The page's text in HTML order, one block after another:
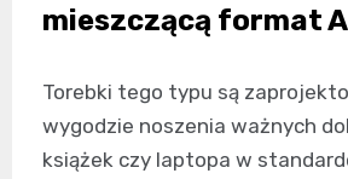
mieszczącą format
Torebki tego typu są
wygodzie noszenia ważnych
książek czy laptopa w